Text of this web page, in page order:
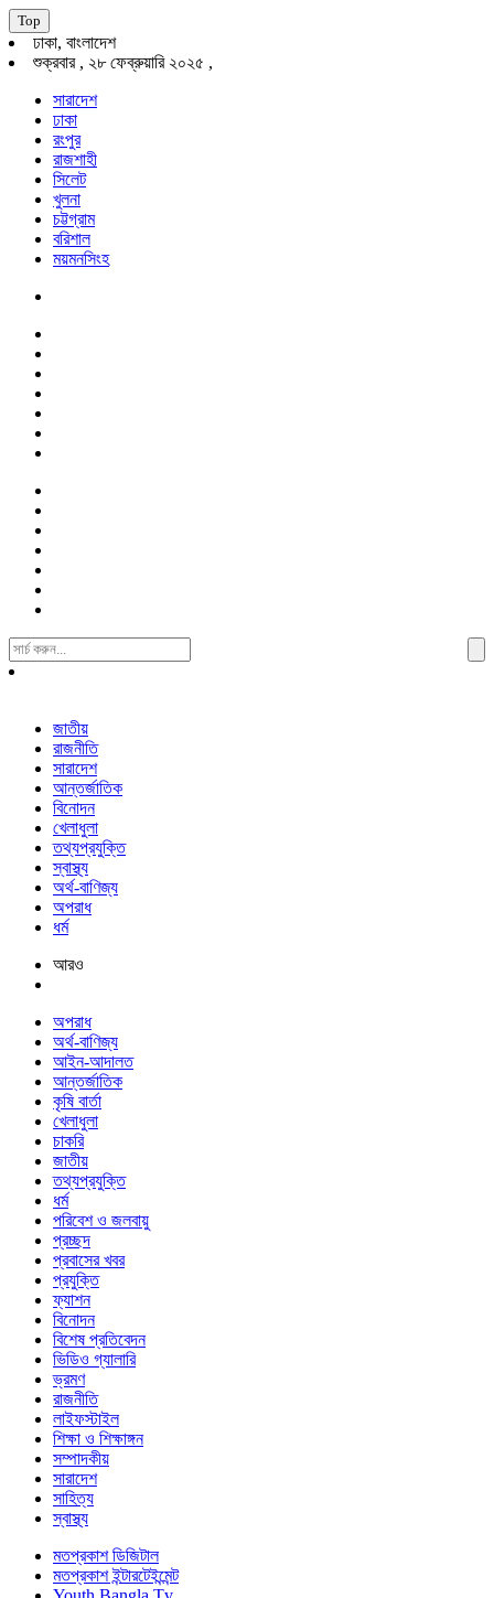
Top
ঢাকা, বাংলাদেশ
শুক্রবার , ২৮ ফেব্রুয়ারি ২০২৫ ,
সারাদেশ
ঢাকা
রংপুর
রাজশাহী
সিলেট
খুলনা
চট্টগ্রাম
বরিশাল
ময়মনসিংহ
Search
For:
জাতীয়
রাজনীতি
সারাদেশ
আন্তর্জাতিক
বিনোদন
খেলাধুলা
তথ্যপ্রযুক্তি
স্বাস্থ্য
অর্থ-বাণিজ্য
অপরাধ
ধর্ম
আরও
অপরাধ
অর্থ-বাণিজ্য
আইন-আদালত
আন্তর্জাতিক
কৃষি বার্তা
খেলাধুলা
চাকরি
জাতীয়
তথ্যপ্রযুক্তি
ধর্ম
পরিবেশ ও জলবায়ু
প্রচ্ছদ
প্রবাসের খবর
প্রযুক্তি
ফ্যাশন
বিনোদন
বিশেষ প্রতিবেদন
ভিডিও গ্যালারি
ভ্রমণ
রাজনীতি
লাইফস্টাইল
শিক্ষা ও শিক্ষাঙ্গন
সম্পাদকীয়
সারাদেশ
সাহিত্য
স্বাস্থ্য
মতপ্রকাশ ডিজিটাল
মতপ্রকাশ ইন্টারটেইন্মেন্ট